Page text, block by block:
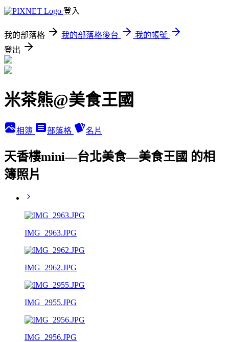
登入
我的部落格 我的部落格後台
我的帳號
登出
米茶熊@美食王國
相簿 部落格 名片
天香樓mini—台北美食—美食王國 的相
簿照片
IMG_2963.JPG
IMG_2962.JPG
IMG_2955.JPG
IMG_2956.JPG